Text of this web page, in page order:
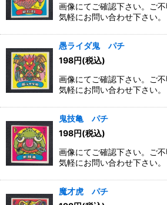
画像にてご確認下さい。ご
気軽にお問い合わせ下さい。
愚ライダ鬼 パチ
198円(税込)
画像にてご確認下さい。ご
気軽にお問い合わせ下さい。
鬼技亀 パチ
198円(税込)
画像にてご確認下さい。ご
気軽にお問い合わせ下さい。
魔才虎 パチ